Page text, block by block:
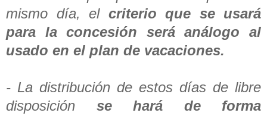
mismo día, el criterio que se usará
para la concesión será análogo al
usado en el plan de vacaciones.
- La distribución de estos días de libre
disposición se hará de forma